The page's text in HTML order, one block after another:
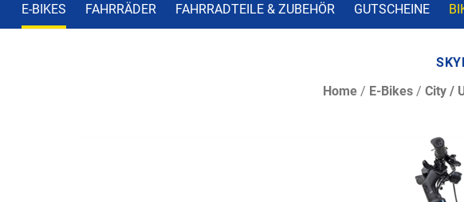
E-BIKES FAHRRÄDER FAHRRADTEILE & ZUBEHÖR GUTSCHEINE
Home / E-Bikes / City /